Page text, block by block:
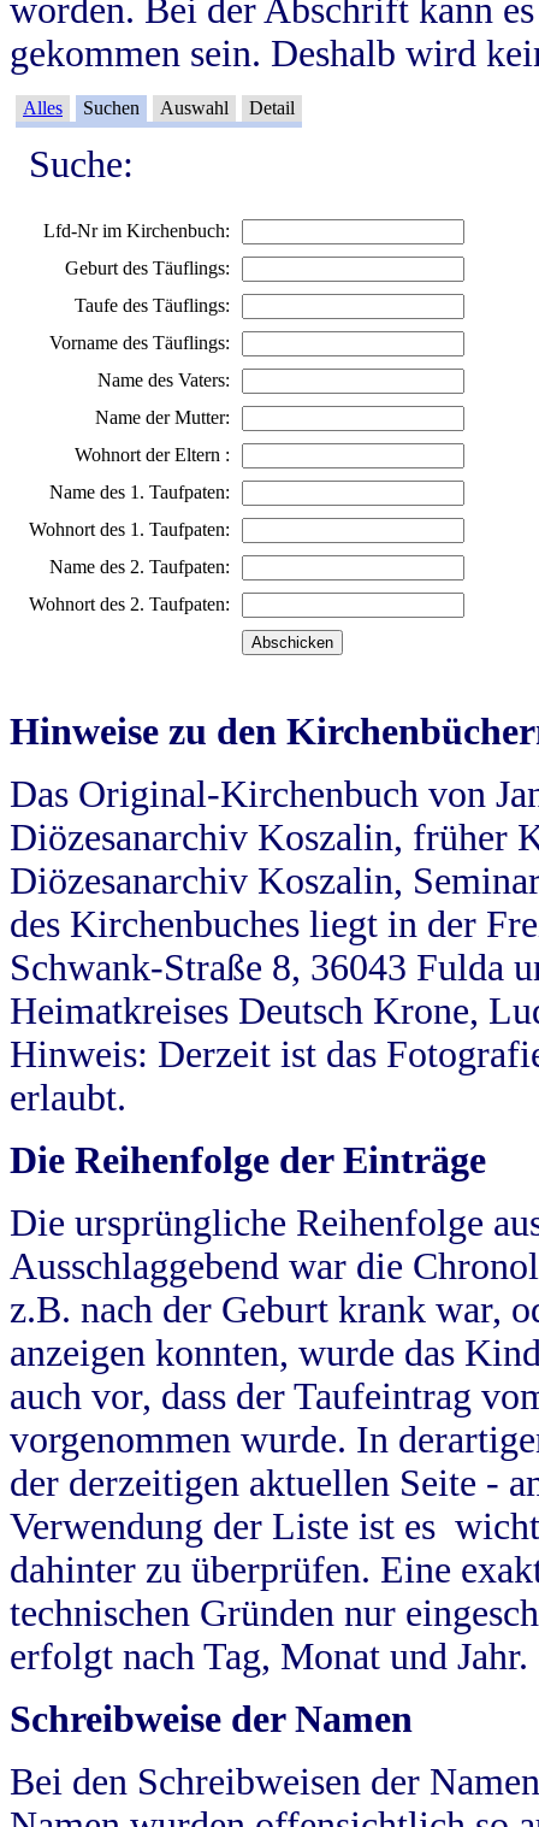
worden. Bei der Abschrift kann
gekommen sein. Deshalb wird
Alles Suchen Auswahl Detail
Suche:
Lfd-Nr im Kirchenbuch:
Geburt des Täuflings:
Taufe des Täuflings:
Vorname des Täuflings:
Name des Vaters:
Name der Mutter:
Wohnort der Eltern :
Name des 1. Taufpaten:
Wohnort des 1. Taufpaten:
Name des 2. Taufpaten:
Wohnort des 2. Taufpaten:
Hinweise zu den
Das Original-Kirchenbuch von
Diözesanarchiv Koszalin, früher
Diözesanarchiv Koszalin,
des Kirchenbuches liegt in der
Schwank-Straße 8, 36043 Fulda
Heimatkreises Deutsch Krone,
Hinweis: Derzeit ist das
erlaubt.
Die Reihenfolge der Einträge
Die ursprüngliche Reihenfolge
Ausschlaggebend war die
z.B. nach der Geburt krank war,
anzeigen konnten, wurde das
auch vor, dass der Taufeintrag
vorgenommen wurde. In
der derzeitigen aktuellen Seite -
Verwendung der Liste ist es
dahinter zu überprüfen. Eine
technischen Gründen nur
erfolgt nach Tag, Monat und Jahr.
Schreibweise der Namen
Bei den Schreibweisen der